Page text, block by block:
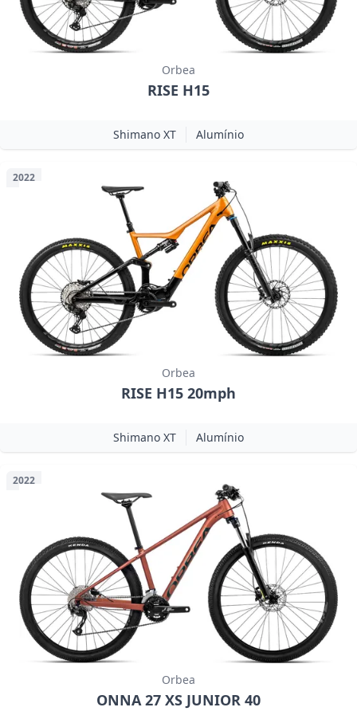
Orbea
RISE H15
Shimano XT Alumínio
2022
Orbea
RISE H15 20mph
Shimano XT Alumínio
2022
Orbea
ONNA 27 XS JUNIOR 40